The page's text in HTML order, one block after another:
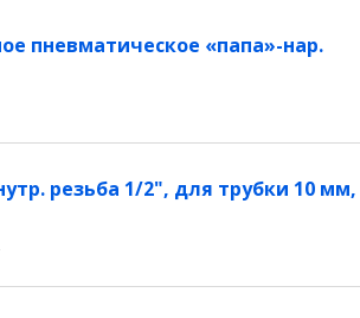
пневматическое «папа»-нар.
резьба 1/2", для трубки 10 мм,